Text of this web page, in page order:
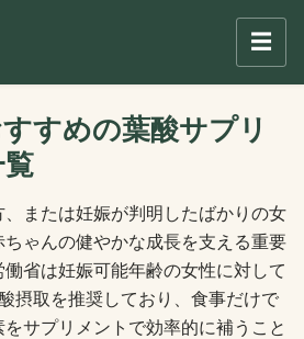
☰
すめの葉酸サプリ
または妊娠が判明したばかりの女
ゃんの健やかな成長を支える重要
省は妊娠可能年齢の女性に対して
摂取を推奨しており、食事だけで
サプリメントで効率的に補うこと